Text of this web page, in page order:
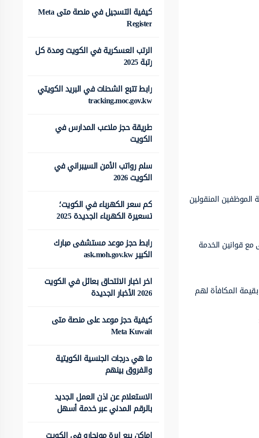
الموظفين المنقولين
قوانين الخدمة
المكافأة لهم
كيفية التسجيل في منصة متى Meta
Register
الرتب العسكرية في الكويت ومدة كل
رتبة 2025
رابط تتبع الشحنات في البريد الكويتي
tracking.moc.gov.kw
طريقة حجز ملاعب المدارس في
الكويت
سلم رواتب الأمن السيبراني في
الكويت 2026
كم سعر الكهرباء في الكويت؛
تسعيرة الكهرباء الجديدة 2025
رابط حجز موعد مستشفى مبارك
الكبير ask.moh.gov.kw
اخر اخبار الالتحاق بعائل في الكويت
2026 الأخبار الجديدة
كيفية حجز موعد على منصة متى
Meta Kuwait
ما هي درجات الجنسية الكويتية
والفروق بينهم
الاستعلام عن اذن العمل الجديد
بالرقم المدني عبر خدمة أسهل